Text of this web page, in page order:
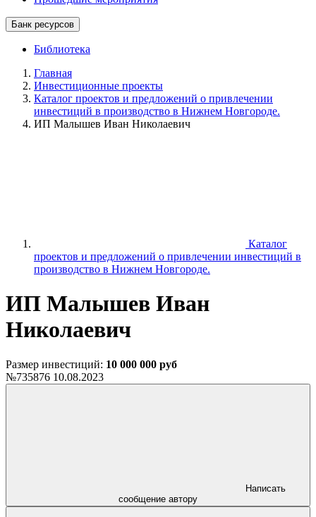
Банк ресурсов
Библиотека
Главная
Инвестиционные проекты
Каталог проектов и предложений о привлечении
инвестиций в производство в Нижнем Новгороде.
ИП Малышев Иван Николаевич
Каталог
проектов и предложений о привлечении инвестиций в
производство в Нижнем Новгороде.
ИП Малышев Иван
Николаевич
Размер инвестиций: 10 000 000 руб
№735876 10.08.2023
сообщение автору